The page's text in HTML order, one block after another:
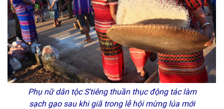
Phụ nữ dân tộc S'tiêng thuần thục động tác làm
sạch gạo sau khi giã trong lễ hội mừng lúa mới